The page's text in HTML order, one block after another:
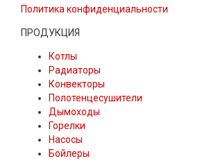
Политика конфиденциальности
ПРОДУКЦИЯ
Котлы
Радиаторы
Конвекторы
Полотенцесушители
Дымоходы
Горелки
Насосы
Бойлеры